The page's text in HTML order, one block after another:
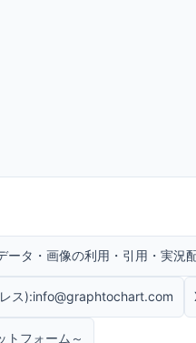
ータ・画像の利用・引用・実況
ス):info@graphtochart.com
トフォーム～